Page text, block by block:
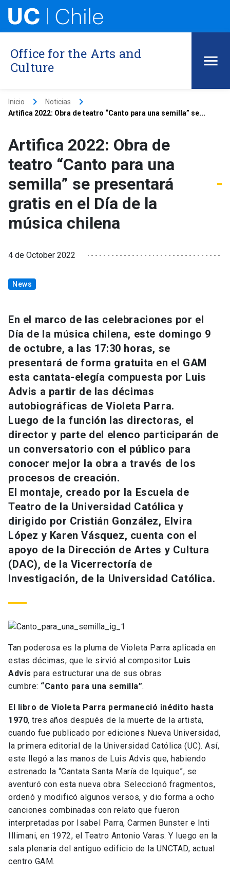
Office for the Arts and
Culture
Inicio keyboard_arrow_right Noticias keyboard_arrow_right
Artifica 2022: Obra de teatro “Canto para una semilla” se...
Artifica 2022: Obra de
teatro “Canto para una
semilla” se presentará
gratis en el Día de la
música chilena
4 de October 2022
News
En el marco de las celebraciones por el
Día de la música chilena, este domingo 9
de octubre, a las 17:30 horas, se
presentará de forma gratuita en el GAM
esta cantata-elegía compuesta por Luis
Advis a partir de las décimas
autobiográficas de Violeta Parra.
Luego de la función las directoras, el
director y parte del elenco participarán de
un conversatorio con el público para
conocer mejor la obra a través de los
procesos de creación.
El montaje, creado por la Escuela de
Teatro de la Universidad Católica y
dirigido por Cristián González, Elvira
López y Karen Vásquez, cuenta con el
apoyo de la Dirección de Artes y Cultura
(DAC), de la Vicerrectoría de
Investigación, de la Universidad Católica.
Tan poderosa es la pluma de Violeta Parra aplicada en
estas décimas, que le sirvió al compositor Luis
Advis para estructurar una de sus obras
cumbre: “Canto para una semilla”.
El libro de Violeta Parra permaneció inédito hasta
1970, tres años después de la muerte de la artista,
cuando fue publicado por ediciones Nueva Universidad,
la primera editorial de la Universidad Católica (UC). Así,
este llegó a las manos de Luis Advis que, habiendo
estrenado la “Cantata Santa María de Iquique”, se
aventuró con esta nueva obra. Seleccionó fragmentos,
ordenó y modificó algunos versos, y dio forma a ocho
canciones combinadas con relato que fueron
interpretadas por Isabel Parra, Carmen Bunster e Inti
Illimani, en 1972, el Teatro Antonio Varas. Y luego en la
sala plenaria del antiguo edificio de la UNCTAD, actual
centro GAM.